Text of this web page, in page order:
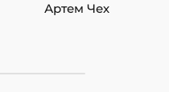
Артем Чех